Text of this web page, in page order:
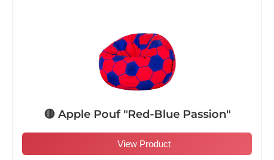
🔴 Apple Pouf "Red-Blue Passion"
View Product